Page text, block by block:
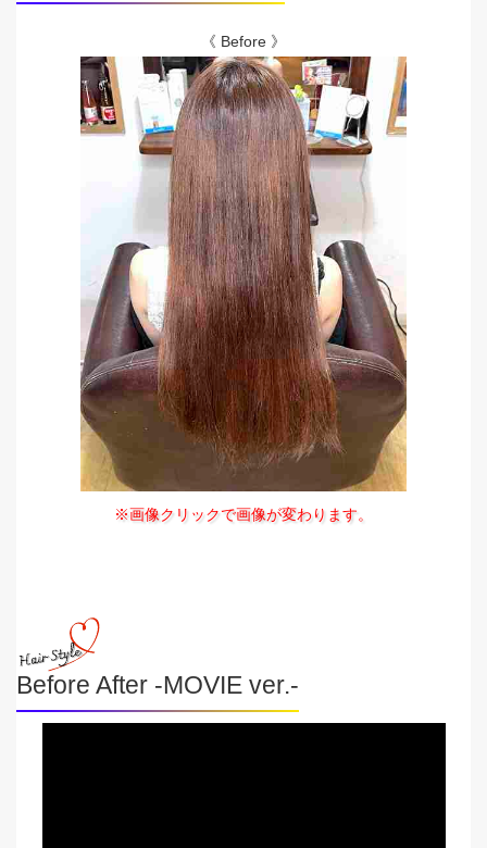
《 Before 》
※画像クリックで画像が変わります。
Before After -MOVIE ver.-